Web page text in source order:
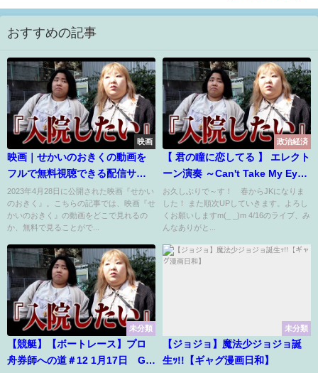
おすすめの記事
映画
映画｜せかいのおきくの動画を
フルで無料視聴できる配信サイ
トまとめ
2023年4月28日に公開された映画『せかい
のおきく』。こちらの記事では、映画『せ
かいのおきく』の動画をどこで見れるの
か、無料で見ることがで...
政治経済
【 君の瞳に恋してる 】 エレクト
ーン演奏 ～Can't Take My Eyes
Off Of You～
お久しぶりで～す！ 春からJKになりま
した！ また順次UPしていきます。よろし
くお願いしますm(_ _)m 4/16のライブ、み
んなありがと...
未分類
【競艇】【ボートレース】プロ
舟券師への道＃12 1月17日 GⅢ
未分類
【ジョジョ】魔法少ジョジョ誕
生ｯ!!【ギャグ漫画日和】